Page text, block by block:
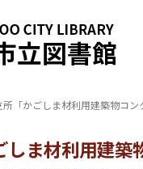
所「かごしま材利用建築物コン
しま材利用建築